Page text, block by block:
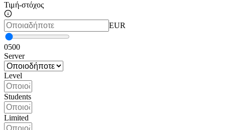
Τιμή-στόχος
EUR
0500
Server
Level
Students
Limited